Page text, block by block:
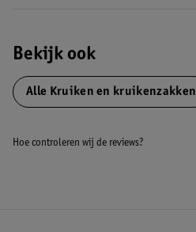
Bekijk ook
Alle Kruiken en kruikenzakken
Hoe controleren wij de reviews?